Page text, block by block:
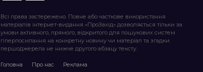
Всі права застережено. Повне або часткове використання
матеріалів інтернет-видання «ПроЗахід» дозволяється тільки за
умови активного, прямого, відкритого для пошукових систем
гіперпосилання на конкретну новину чи матеріал та згадки
першоджерела не нижче другого абзацу тексту.
Головна Про нас Реклама